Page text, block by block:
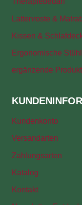
Lattenroste &
Kissen &
Ergonomische
ergänzende
Kundenkonto
Versandarten
Zahlungsarten
Katalog
Kontakt